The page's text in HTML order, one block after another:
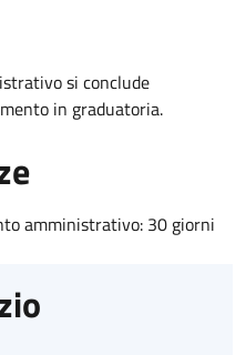
si conclude
in graduatoria.
amministrativo: 30 giorni